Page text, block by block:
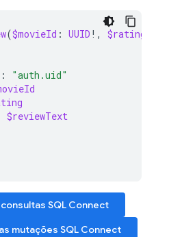
($movieId : UUID !, $rating
:
"auth.uid"
$reviewText
SQL Connect
mutações SQL Connect